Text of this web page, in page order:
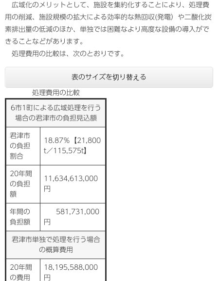
広域化のメリットとして、施設を集約化することにより、処理費
用の削減、施設規模の拡大による効率的な熱回収(発電）や二酸化炭
素排出量の低減のほか、単独では困難なより高度な設備の導入がで
きることなどがあります。
処理費用の比較は、次のとおりです。
表のサイズを切り替える
処理費用の比較
6市1町による広域処理を行う
場合の君津市の負担見込額
君津市
の負担
割合
18.87％【21,800
t／115,575t】
20年間
の負担
額
11,634,613,000
円
年間の
負担額
581,731,000
円
君津市単独で処理を行う場合
の概算費用
20年間
の費用
18,195,588,000
円